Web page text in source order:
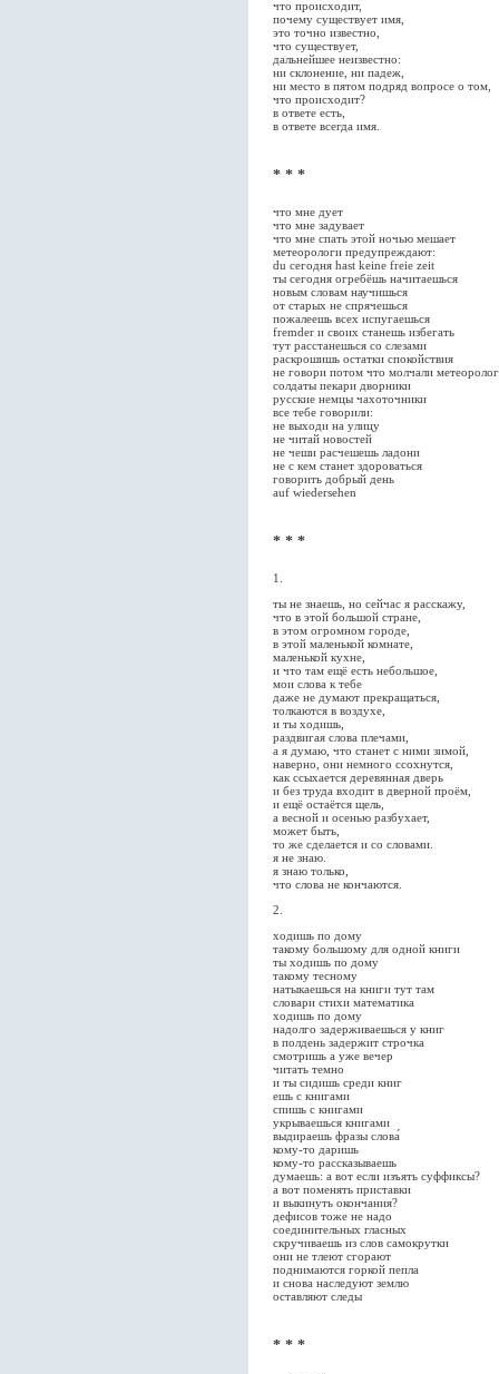
что происходит,
почему существует имя,
это точно известно,
что существует,
дальнейшее неизвестно:
ни склонение, ни падеж,
ни место в пятом подряд вопросе о том,
что происходит?
в ответе есть,
в ответе всегда имя.
* * *
что мне дует
что мне задувает
что мне спать этой ночью мешает
метеорологи предупреждают:
du сегодня hast keine freie zeit
ты сегодня огребёшь начитаешься
новым словам научишься
от старых не спрячешься
пожалеешь всех испугаешься
fremder и своих станешь избегать
тут расстанешься со слезами
раскрошишь остатки спокойствия
не говори потом что молчали
солдаты пекари дворники
русские немцы чахоточники
все тебе говорили:
не выходи на улицу
не читай новостей
не чеши расчешешь ладони
не с кем станет здороваться
говорить добрый день
auf wiedersehen
* * *
1.
ты не знаешь, но сейчас я расскажу,
что в этой большой стране,
в этом огромном городе,
в этой маленькой комнате,
маленькой кухне,
и что там ещё есть небольшое,
мои слова к тебе
даже не думают прекращаться,
толкаются в воздухе,
и ты ходишь,
раздвигая слова плечами,
а я думаю, что станет с ними зимой,
наверно, они немного ссохнутся,
как ссыхается деревянная дверь
и без труда входит в дверной проём,
и ещё остаётся щель,
а весной и осенью разбухает,
может быть,
то же сделается и со словами.
я не знаю.
я знаю только,
что слова не кончаются.
2.
ходишь по дому
такому большому для одной книги
ты ходишь по дому
такому тесному
натыкаешься на книги тут там
словари стихи математика
ходишь по дому
надолго задерживаешься у книг
в полдень задержит строчка
смотришь а уже вечер
читать темно
и ты сидишь среди книг
ешь с книгами
спишь с книгами
укрываешься книгами
выдираешь фразы слова́
кому-то даришь
кому-то рассказываешь
думаешь: а вот если изъять суффиксы?
а вот поменять приставки
и выкинуть окончания?
дефисов тоже не надо
соединительных гласных
скручиваешь из слов самокрутки
они не тлеют сгорают
поднимаются горкой пепла
и снова наследуют землю
оставляют следы
* * *